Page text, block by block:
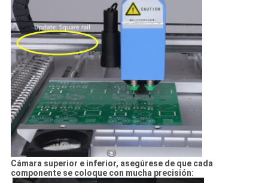
Cámara superior e inferior, asegúrese de que cada
componente se coloque con mucha precisión: